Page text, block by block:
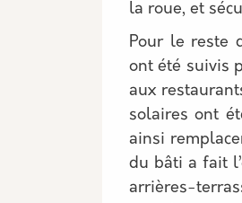
la roue, et
Pour le reste
ont été suivis
aux
solaires ont
ainsi
du bâti a fait
arrières-